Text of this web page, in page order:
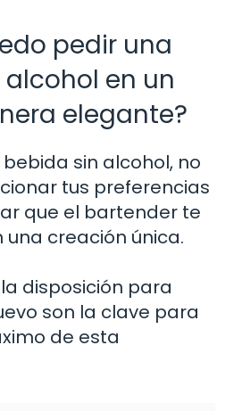
pedir una
en un
elegante?
sin alcohol, no
tus preferencias
que el bartender te
creación única.
disposición para
son la clave para
de esta